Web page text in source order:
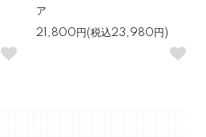
ア
21,800円(税込23,980円)